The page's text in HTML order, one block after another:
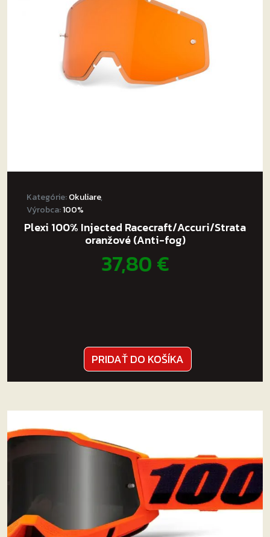
Kategórie:Okuliare,
Výrobca:100%
Plexi 100% Injected Racecraft/Accuri/Strata
oranžové (Anti-fog)
37,80€
PRIDAŤ DO KOŠÍKA